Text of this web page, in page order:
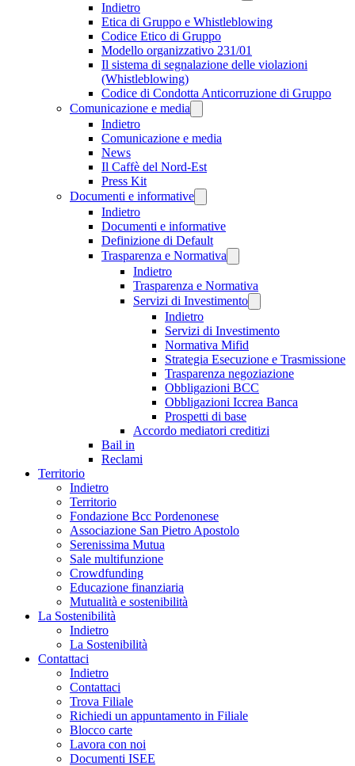
Indietro
Etica di Gruppo e Whistleblowing
Codice Etico di Gruppo
Modello organizzativo 231/01
Il sistema di segnalazione delle violazioni
(Whistleblowing)
Codice di Condotta Anticorruzione di Gruppo
Comunicazione e media
Indietro
Comunicazione e media
News
Il Caffè del Nord-Est
Press Kit
Documenti e informative
Indietro
Documenti e informative
Definizione di Default
Trasparenza e Normativa
Indietro
Trasparenza e Normativa
Servizi di Investimento
Indietro
Servizi di Investimento
Normativa Mifid
Strategia Esecuzione e Trasmissione
Trasparenza negoziazione
Obbligazioni BCC
Obbligazioni Iccrea Banca
Prospetti di base
Accordo mediatori creditizi
Bail in
Reclami
Territorio
Indietro
Territorio
Fondazione Bcc Pordenonese
Associazione San Pietro Apostolo
Serenissima Mutua
Sale multifunzione
Crowdfunding
Educazione finanziaria
Mutualità e sostenibilità
La Sostenibilità
Indietro
La Sostenibilità
Contattaci
Indietro
Contattaci
Trova Filiale
Richiedi un appuntamento in Filiale
Blocco carte
Lavora con noi
Documenti ISEE